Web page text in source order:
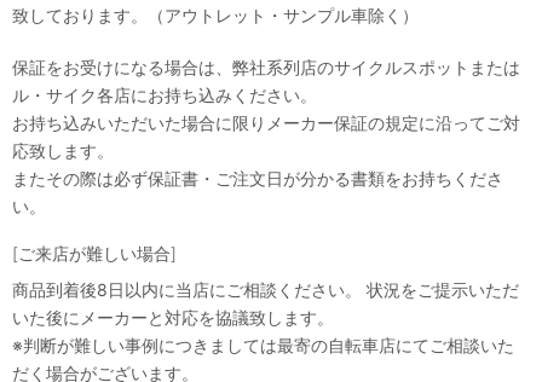
致しております。（アウトレット・サンプル車除く）
保証をお受けになる場合は、弊社系列店のサイクルスポットまたは
ル・サイク各店にお持ち込みください。
お持ち込みいただいた場合に限りメーカー保証の規定に沿ってご対
応致します。
またその際は必ず保証書・ご注文日が分かる書類をお持ちくださ
い。
[ご来店が難しい場合]
商品到着後8日以内に当店にご相談ください。 状況をご提示いただ
いた後にメーカーと対応を協議致します。
※判断が難しい事例につきましては最寄の自転車店にてご相談いた
だく場合がございます。